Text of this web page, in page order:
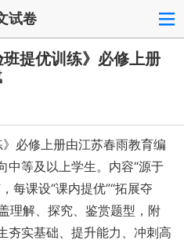
试卷
提优训练》必修上册
》必修上册由江苏春雨教育编
中等及以上学生。内容“源于
每课设“课内提优”“拓展夺
理解、探究、鉴赏题型，附
夯实基础、提升能力、冲刺高